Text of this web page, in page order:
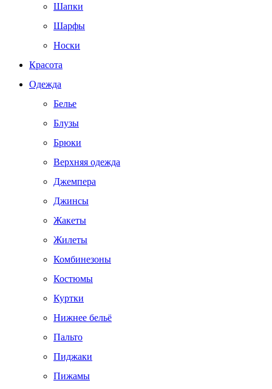
Шапки
Шарфы
Носки
Красота
Одежда
Белье
Блузы
Брюки
Верхняя одежда
Джемпера
Джинсы
Жакеты
Жилеты
Комбинезоны
Костюмы
Куртки
Нижнее бельё
Пальто
Пиджаки
Пижамы